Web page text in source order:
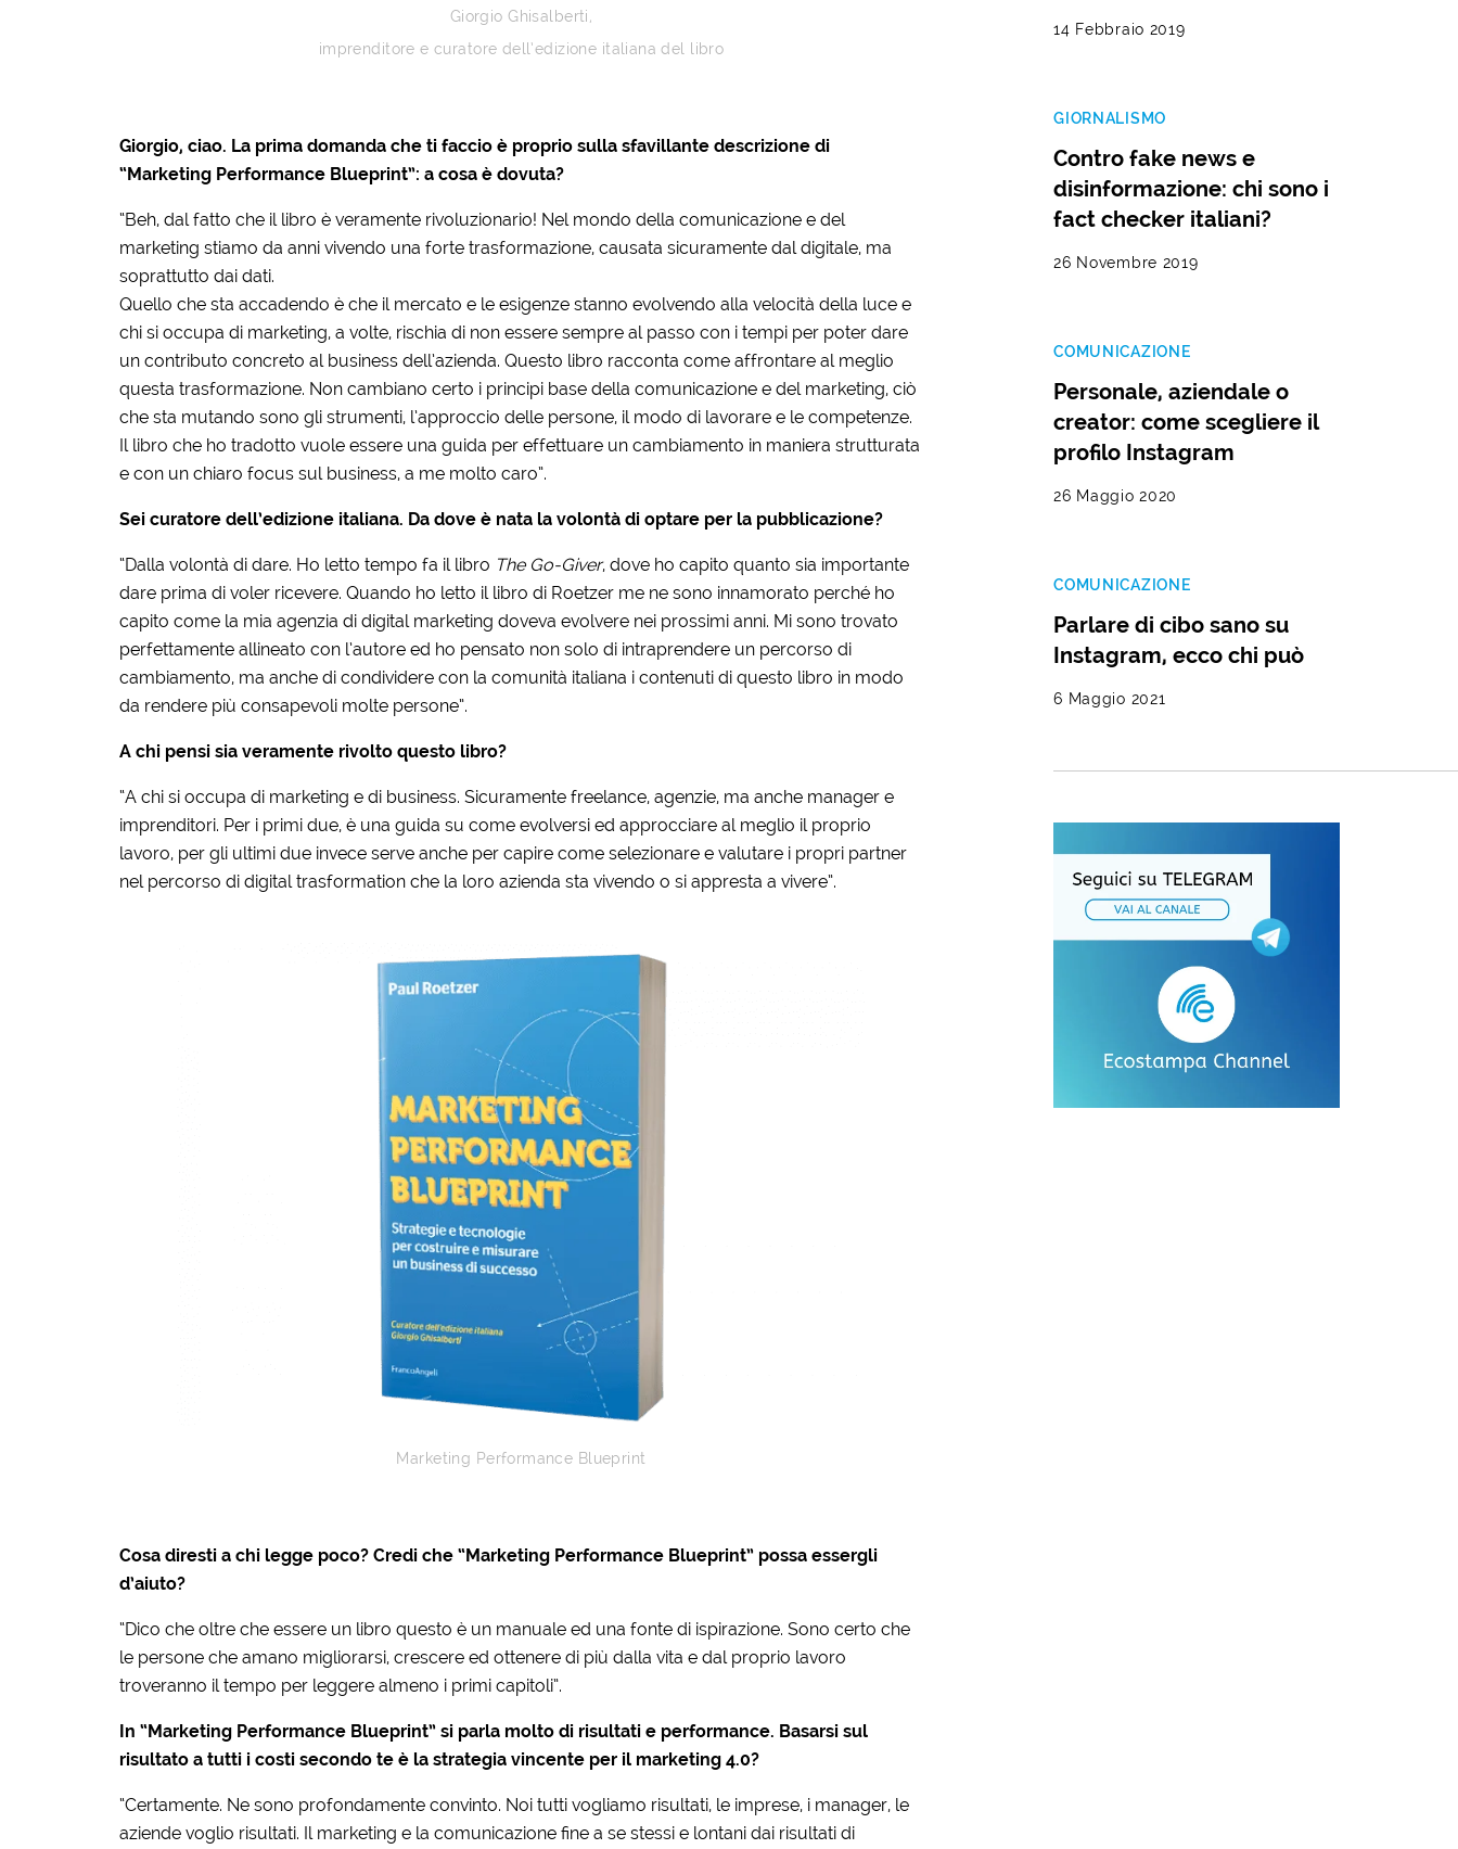
Giorgio Ghisalberti,
imprenditore e curatore dell’edizione italiana del libro
Giorgio, ciao. La prima domanda che ti faccio è proprio sulla sfavillante descrizione di
“Marketing Performance Blueprint”: a cosa è dovuta?
“Beh, dal fatto che il libro è veramente rivoluzionario! Nel mondo della comunicazione e del
marketing stiamo da anni vivendo una forte trasformazione, causata sicuramente dal digitale, ma
soprattutto dai dati.
Quello che sta accadendo è che il mercato e le esigenze stanno evolvendo alla velocità della luce e
chi si occupa di marketing, a volte, rischia di non essere sempre al passo con i tempi per poter dare
un contributo concreto al business dell’azienda. Questo libro racconta come affrontare al meglio
questa trasformazione. Non cambiano certo i principi base della comunicazione e del marketing, ciò
che sta mutando sono gli strumenti, l’approccio delle persone, il modo di lavorare e le competenze.
Il libro che ho tradotto vuole essere una guida per effettuare un cambiamento in maniera strutturata
e con un chiaro focus sul business, a me molto caro”.
Sei curatore dell’edizione italiana. Da dove è nata la volontà di optare per la pubblicazione?
“Dalla volontà di dare. Ho letto tempo fa il libro The Go-Giver, dove ho capito quanto sia importante
dare prima di voler ricevere. Quando ho letto il libro di Roetzer me ne sono innamorato perché ho
capito come la mia agenzia di digital marketing doveva evolvere nei prossimi anni. Mi sono trovato
perfettamente allineato con l’autore ed ho pensato non solo di intraprendere un percorso di
cambiamento, ma anche di condividere con la comunità italiana i contenuti di questo libro in modo
da rendere più consapevoli molte persone”.
A chi pensi sia veramente rivolto questo libro?
“A chi si occupa di marketing e di business. Sicuramente freelance, agenzie, ma anche manager e
imprenditori. Per i primi due, è una guida su come evolversi ed approcciare al meglio il proprio
lavoro, per gli ultimi due invece serve anche per capire come selezionare e valutare i propri partner
nel percorso di digital trasformation che la loro azienda sta vivendo o si appresta a vivere”.
Marketing Performance Blueprint
Cosa diresti a chi legge poco? Credi che “Marketing Performance Blueprint” possa essergli
d’aiuto?
“Dico che oltre che essere un libro questo è un manuale ed una fonte di ispirazione. Sono certo che
le persone che amano migliorarsi, crescere ed ottenere di più dalla vita e dal proprio lavoro
troveranno il tempo per leggere almeno i primi capitoli”.
In “Marketing Performance Blueprint” si parla molto di risultati e performance. Basarsi sul
risultato a tutti i costi secondo te è la strategia vincente per il marketing 4.0?
“Certamente. Ne sono profondamente convinto. Noi tutti vogliamo risultati, le imprese, i manager, le
aziende voglio risultati. Il marketing e la comunicazione fine a se stessi e lontani dai risultati di
14 Febbraio 2019
GIORNALISMO
Contro fake news e
disinformazione: chi sono i
fact checker italiani?
26 Novembre 2019
COMUNICAZIONE
Personale, aziendale o
creator: come scegliere il
profilo Instagram
26 Maggio 2020
COMUNICAZIONE
Parlare di cibo sano su
Instagram, ecco chi può
6 Maggio 2021